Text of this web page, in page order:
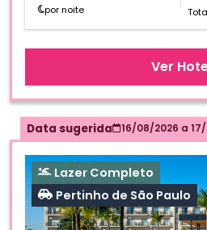
por noite
Ver
Data sugerida 16/08/2026 a
Lazer Completo
Pertinho de São Paulo